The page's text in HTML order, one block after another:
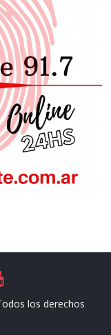
los derechos